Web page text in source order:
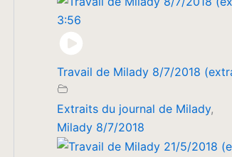
3:56
Travail de Milady 8/7/2018
Extraits du journal de Milady,
Milady 8/7/2018